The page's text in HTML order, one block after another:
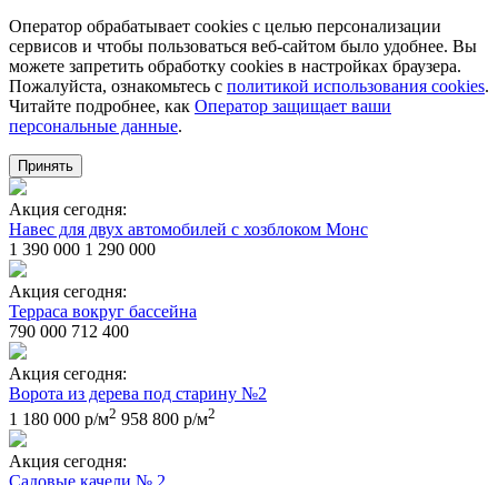
Оператор обрабатывает cookies с целью персонализации
сервисов и чтобы пользоваться веб-сайтом было удобнее. Вы
можете запретить обработку сookies в настройках браузера.
Пожалуйста, ознакомьтесь с политикой использования cookies.
Читайте подробнее, как Оператор защищает ваши
персональные данные.
Принять
Акция сегодня:
Навес для двух автомобилей с хозблоком Монс
1 390 000 1 290 000
Акция сегодня:
Терраса вокруг бассейна
790 000 712 400
Акция сегодня:
Ворота из дерева под старину №2
1 180 000 р/м2 958 800 р/м2
Акция сегодня:
Садовые качели № 2